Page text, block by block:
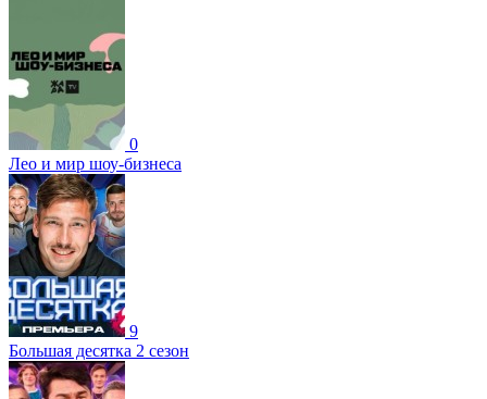
0
Лео и мир шоу-бизнеса
9
Большая десятка 2 сезон